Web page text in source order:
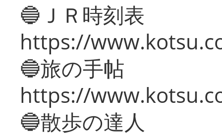
🔵ＪＲ時刻表
https://
🔵旅の手帖
https://
🔵散歩の達人